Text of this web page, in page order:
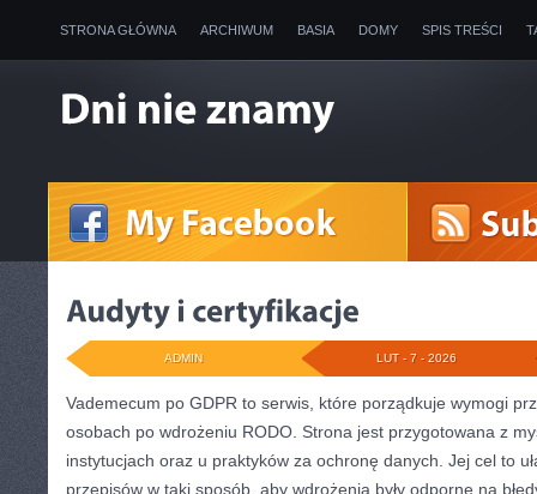
STRONA GŁÓWNA ARCHIWUM BASIA DOMY SPIS TREŚCI
LUT - 7 - 2026
ADMIN
Vademecum po GDPR to serwis, które porządkuje wymogi
osobach po wdrożeniu RODO. Strona jest przygotowana z
instytucjach oraz u praktyków za ochronę danych. Jej cel to
przepisów w taki sposób, aby wdrożenia były odporne na